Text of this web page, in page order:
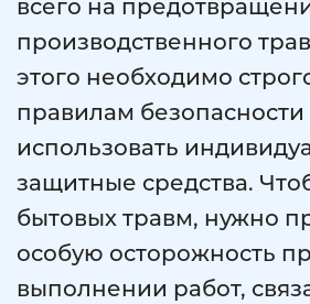
всего на
производственного
этого необходимо
правилам безопасности
использовать
защитные средства.
бытовых травм, нужно
особую осторожность
выполнении работ,